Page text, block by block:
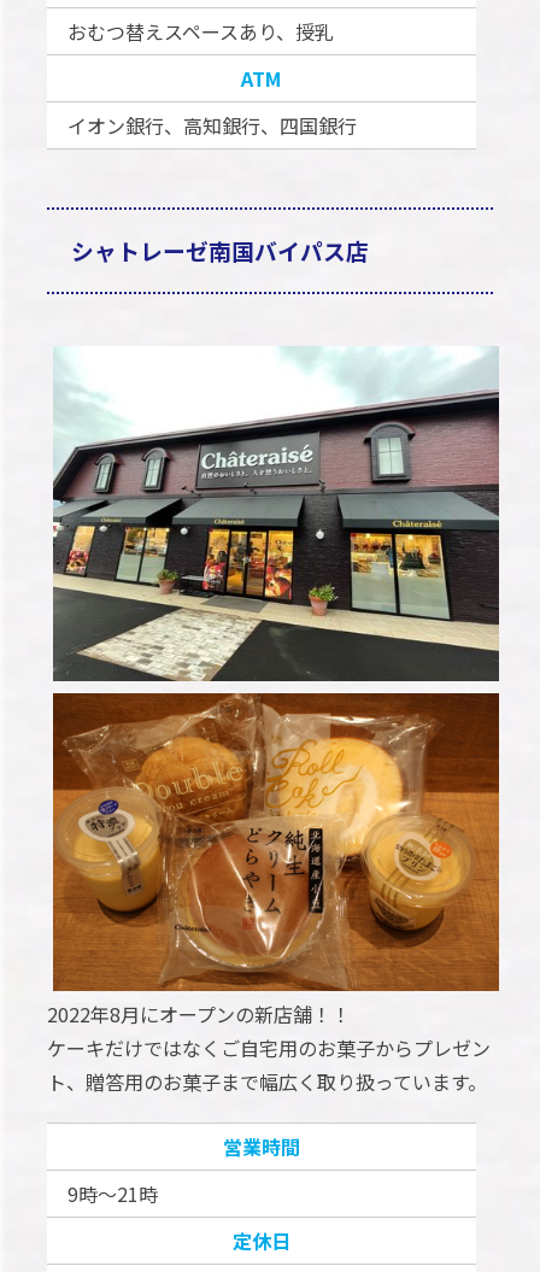
おむつ替えスペースあり、授乳
ATM
イオン銀行、高知銀行、四国銀行
シャトレーゼ南国バイパス店
2022年8月にオープンの新店舗！！
ケーキだけではなくご自宅用のお菓子からプレゼン
ト、贈答用のお菓子まで幅広く取り扱っています。
営業時間
9時～21時
定休日